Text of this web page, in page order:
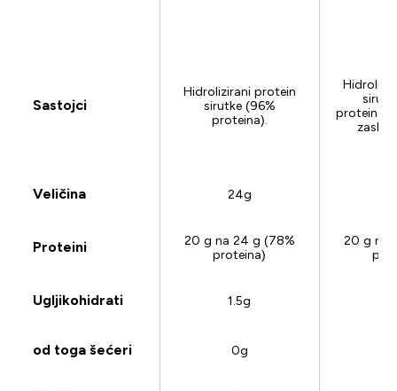
Sastojci
Hidrolizirani protein
sirutke (96%
proteina).
proteina),
Veličina 24g
Proteini
20 g na 24 g (78%
proteina)
20 g na
Ugljikohidrati 1.5g
od toga šećeri 0g